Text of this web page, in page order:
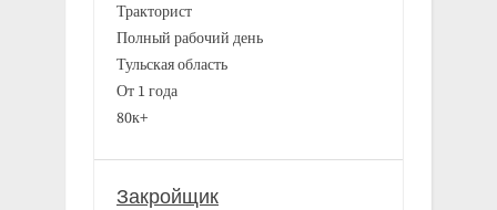
Тракторист
Полный рабочий день
Тульская область
От 1 года
80к+
Закройщик